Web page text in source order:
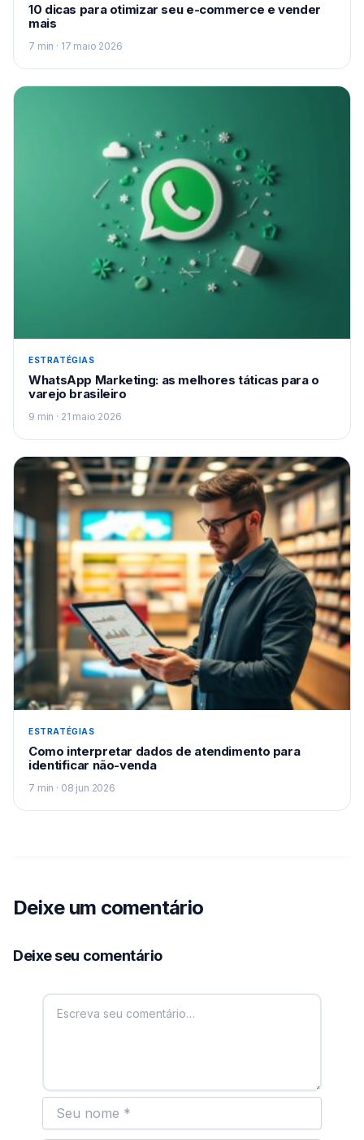
10 dicas para otimizar seu e-commerce e vender
mais
7 min · 17 maio 2026
ESTRATÉGIAS
WhatsApp Marketing: as melhores táticas para o
varejo brasileiro
9 min · 21 maio 2026
ESTRATÉGIAS
Como interpretar dados de atendimento para
identificar não-venda
7 min · 08 jun 2026
Deixe um comentário
Deixe seu comentário